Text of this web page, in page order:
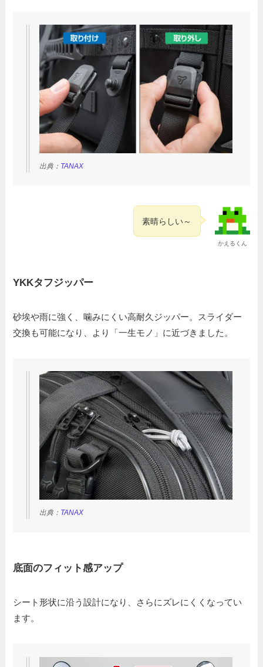
出典： TANAX
かえるくん
素晴らしい～
YKKタフジッパー
砂埃や雨に強く、噛みにくい高耐久ジッパー。スライダー
交換も可能になり、より「一生モノ」に近づきました。
出典： TANAX
底面のフィット感アップ
シート形状に沿う設計になり、さらにズレにくくなってい
ます。